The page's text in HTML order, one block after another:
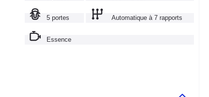
5 portes Automatique à 7 rapports
Essence